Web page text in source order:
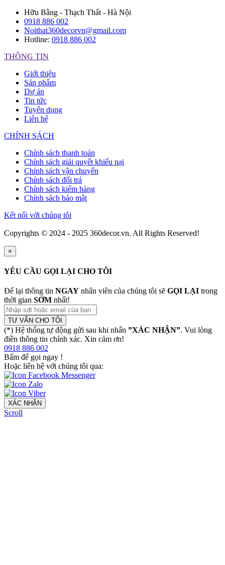
Hữu Bằng - Thạch Thất - Hà Nội
0918 886 002
Noithat360decorvn@gmail.com
Hotline: 0918 886 002
THÔNG TIN
Giới thiệu
Sản phẩm
Dự án
Tin tức
Tuyển dụng
Liên hệ
CHÍNH SÁCH
Chính sách thanh toán
Chính sách giải quyết khiếu nại
Chính sách vận chuyển
Chính sách đổi trả
Chính sách kiểm hàng
Chính sách bảo mật
Kết nối với chúng tôi
Copyrights © 2024 - 2025 360decor.vn. All Rights Reserved!
×
YÊU CẦU GỌI LẠI CHO TÔI
Để lại thông tin NGAY nhân viên của chúng tôi sẽ GỌI LẠI trong
thời gian SỚM nhất!
TƯ VẤN CHO TÔI
(*) Hệ thống tự động gửi sau khi nhấn ”XÁC NHẬN”. Vui lòng
điền thông tin chính xác. Xin cảm ơn!
0918 886 002
Bấm để gọi ngay !
Hoặc liên hệ với chúng tôi qua:
XÁC NHẬN
Scroll